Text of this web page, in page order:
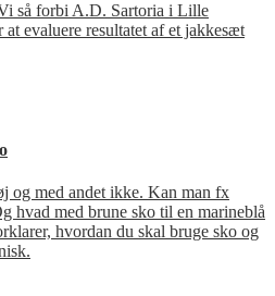
så forbi A.D. Sartoria i Lille
evaluere resultatet af et jakkesæt
og med andet ikke. Kan man fx
hvad med brune sko til en marineblå
hvordan du skal bruge sko og